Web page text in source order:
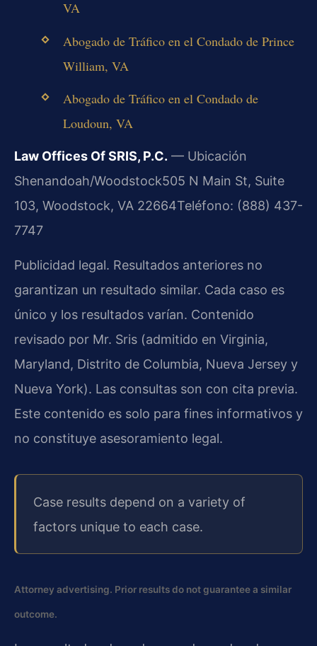
VA
Abogado de Tráfico en el Condado de Prince
William, VA
Abogado de Tráfico en el Condado de
Loudoun, VA
Law Offices Of SRIS, P.C. — Ubicación
Shenandoah/Woodstock505 N Main St, Suite
103, Woodstock, VA 22664Teléfono: (888) 437-
7747
Publicidad legal. Resultados anteriores no
garantizan un resultado similar. Cada caso es
único y los resultados varían. Contenido
revisado por Mr. Sris (admitido en Virginia,
Maryland, Distrito de Columbia, Nueva Jersey y
Nueva York). Las consultas son con cita previa.
Este contenido es solo para fines informativos y
no constituye asesoramiento legal.
Case results depend on a variety of
factors unique to each case.
Attorney advertising. Prior results do not guarantee a similar
outcome.